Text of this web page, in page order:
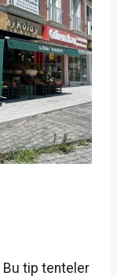
Bu tip tenteler